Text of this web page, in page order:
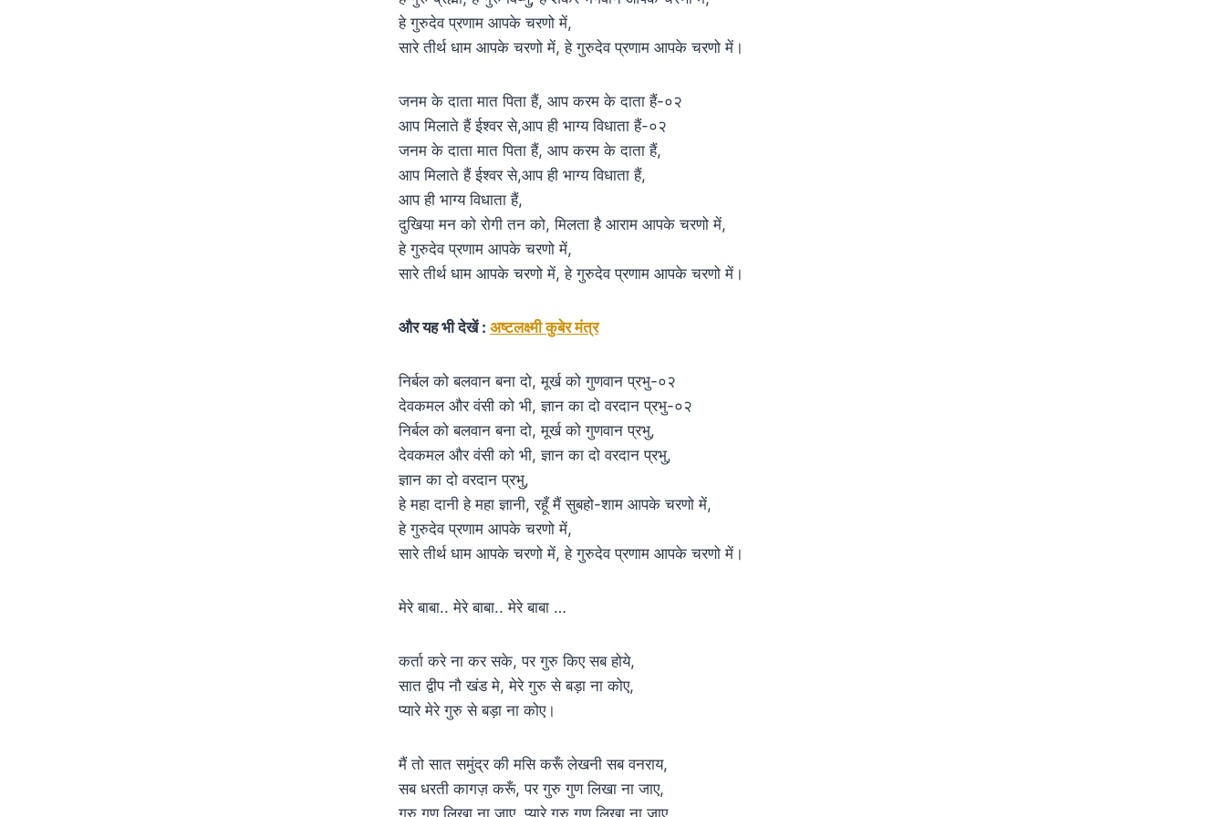
हे गुरुदेव प्रणाम आपके चरणो में,
सारे तीर्थ धाम आपके चरणो में, हे गुरुदेव प्रणाम आपके चरणो में।
जनम के दाता मात पिता हैं, आप करम के दाता हैं-०२
आप मिलाते हैं ईश्वर से,आप ही भाग्य विधाता हैं-०२
जनम के दाता मात पिता हैं, आप करम के दाता हैं,
आप मिलाते हैं ईश्वर से,आप ही भाग्य विधाता हैं,
आप ही भाग्य विधाता हैं,
दुखिया मन को रोगी तन को, मिलता है आराम आपके चरणो में,
हे गुरुदेव प्रणाम आपके चरणो में,
सारे तीर्थ धाम आपके चरणो में, हे गुरुदेव प्रणाम आपके चरणो में।
और यह भी देखें : अष्टलक्ष्मी कुबेर मंत्र
निर्बल को बलवान बना दो, मूर्ख को गुणवान प्रभु-०२
देवकमल और वंसी को भी, ज्ञान का दो वरदान प्रभु-०२
निर्बल को बलवान बना दो, मूर्ख को गुणवान प्रभु,
देवकमल और वंसी को भी, ज्ञान का दो वरदान प्रभु,
ज्ञान का दो वरदान प्रभु,
हे महा दानी हे महा ज्ञानी, रहूँ मैं सुबहो-शाम आपके चरणो में,
हे गुरुदेव प्रणाम आपके चरणो में,
सारे तीर्थ धाम आपके चरणो में, हे गुरुदेव प्रणाम आपके चरणो में।
मेरे बाबा.. मेरे बाबा.. मेरे बाबा …
कर्ता करे ना कर सके, पर गुरु किए सब होये,
सात द्वीप नौ खंड मे, मेरे गुरु से बड़ा ना कोए,
प्यारे मेरे गुरु से बड़ा ना कोए।
मैं तो सात समुंद्र की मसि करूँ लेखनी सब वनराय,
सब धरती कागज़ करूँ, पर गुरु गुण लिखा ना जाए,
गुरु गुण लिखा ना जाए, प्यारे गुरु गुण लिखा ना जाए,